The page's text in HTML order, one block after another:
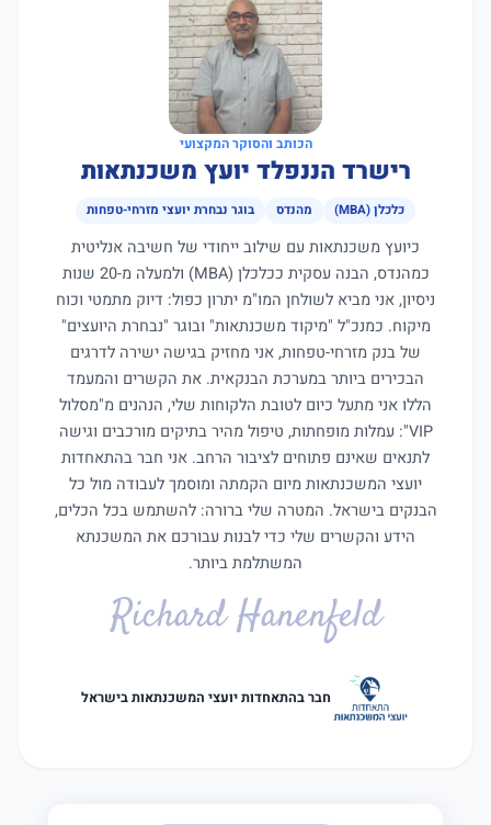
הכותב והסוקר המקצועי
רישרד הננפלד יועץ משכנתאות
כלכלן (MBA) מהנדס בוגר נבחרת יועצי מזרחי-טפחות
כיועץ משכנתאות עם שילוב ייחודי של חשיבה אנליטית
כמהנדס, הבנה עסקית ככלכלן (MBA) ולמעלה מ-20 שנות
ניסיון, אני מביא לשולחן המו"מ יתרון כפול: דיוק מתמטי וכוח
מיקוח. כמנכ"ל "מיקוד משכנתאות" ובוגר "נבחרת היועצים"
של בנק מזרחי-טפחות, אני מחזיק בגישה ישירה לדרגים
הבכירים ביותר במערכת הבנקאית. את הקשרים והמעמד
הללו אני מתעל כיום לטובת הלקוחות שלי, הנהנים מ"מסלול
VIP": עמלות מופחתות, טיפול מהיר בתיקים מורכבים וגישה
לתנאים שאינם פתוחים לציבור הרחב. אני חבר בהתאחדות
יועצי המשכנתאות מיום הקמתה ומוסמך לעבודה מול כל
הבנקים בישראל. המטרה שלי ברורה: להשתמש בכל הכלים,
הידע והקשרים שלי כדי לבנות עבורכם את המשכנתא
המשתלמת ביותר.
Richard Hanenfeld
חבר בהתאחדות יועצי המשכנתאות בישראל